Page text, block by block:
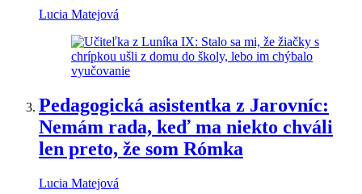
Lucia Matejová
Pedagogická asistentka z Jarovníc:
Nemám rada, keď ma niekto chváli
len preto, že som Rómka
Lucia Matejová